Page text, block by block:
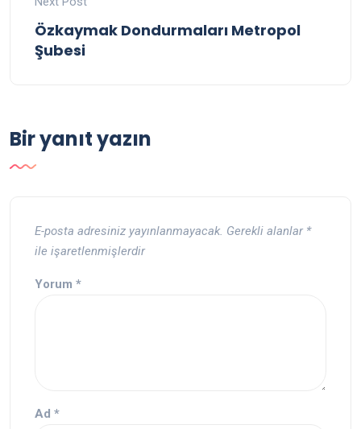
Özkaymak Dondurmaları Metropol
Şubesi
Bir yanıt yazın
E-posta adresiniz yayınlanmayacak. Gerekli alanlar *
ile işaretlenmişlerdir
Yorum *
Ad *